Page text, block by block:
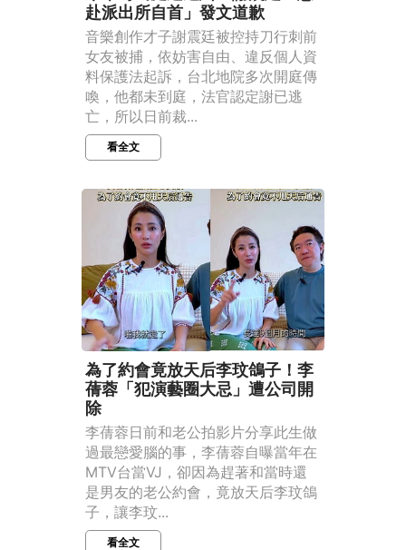
赴派出所自首」發文道歉
音樂創作才子謝震廷被控持刀行刺前
女友被捕，依妨害自由、違反個人資
料保護法起訴，台北地院多次開庭傳
喚，他都未到庭，法官認定謝已逃
亡，所以日前裁...
看全文
為了約會竟放天后李玟鴿子！李
蒨蓉「犯演藝圈大忌」遭公司開
除
李蒨蓉日前和老公拍影片分享此生做
過最戀愛腦的事，李蒨蓉自曝當年在
MTV台當VJ，卻因為趕著和當時還
是男友的老公約會，竟放天后李玟鴿
子，讓李玟...
看全文